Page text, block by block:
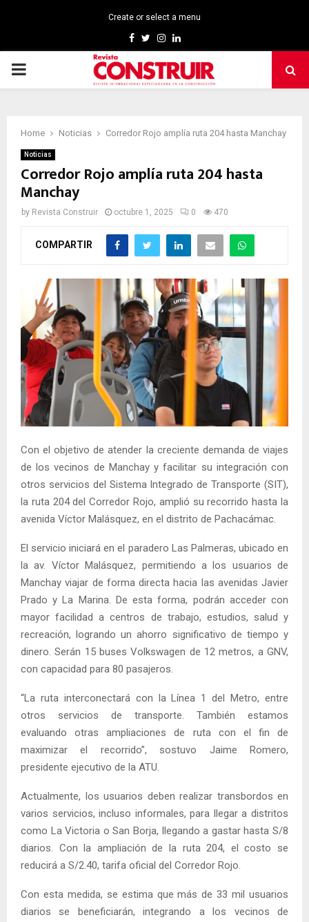
Create or select a menu
Facebook
TwitterInstagram
Linkedin
PRIMARY
Home Noticias Corredor Rojo amplía ruta 204 hasta Manchay
Noticias
Corredor Rojo amplía ruta 204 hasta
Manchay
by Revista Construir octubre 1, 2025 0 470
COMPARTIR
Con el objetivo de atender la creciente demanda de viajes
de los vecinos de Manchay y facilitar su integración con
otros servicios del Sistema Integrado de Transporte (SIT),
la ruta 204 del Corredor Rojo, amplió su recorrido hasta la
avenida Víctor Malásquez, en el distrito de Pachacámac.
El servicio iniciará en el paradero Las Palmeras, ubicado en
la av. Víctor Malásquez, permitiendo a los usuarios de
Manchay viajar de forma directa hacia las avenidas Javier
Prado y La Marina. De esta forma, podrán acceder con
mayor facilidad a centros de trabajo, estudios, salud y
recreación, logrando un ahorro significativo de tiempo y
dinero. Serán 15 buses Volkswagen de 12 metros, a GNV,
con capacidad para 80 pasajeros.
“La ruta interconectará con la Línea 1 del Metro, entre
otros servicios de transporte. También estamos
evaluando otras ampliaciones de ruta con el fin de
maximizar el recorrido”, sostuvo Jaime Romero,
presidente ejecutivo de la ATU.
Actualmente, los usuarios deben realizar transbordos en
varios servicios, incluso informales, para llegar a distritos
como La Victoria o San Borja, llegando a gastar hasta S/8
diarios. Con la ampliación de la ruta 204, el costo se
reducirá a S/2.40, tarifa oficial del Corredor Rojo.
Con esta medida, se estima que más de 33 mil usuarios
diarios se beneficiarán, integrando a los vecinos de